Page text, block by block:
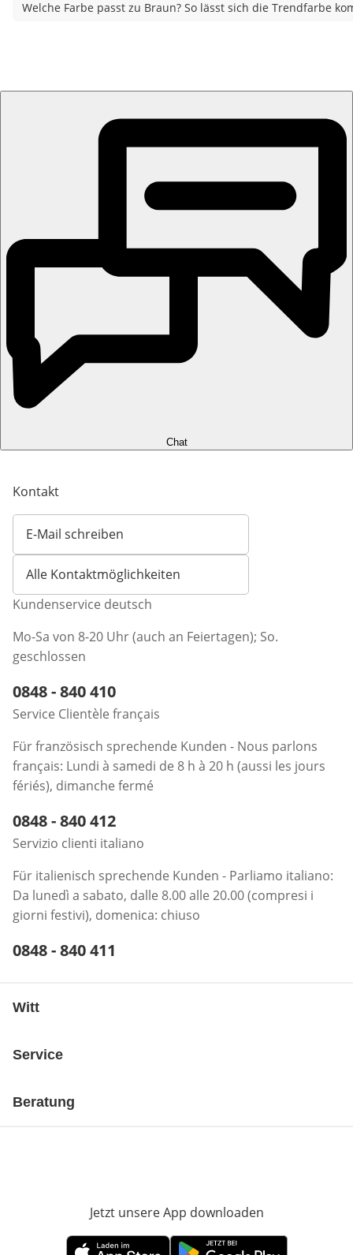
Welche Farbe passt zu Braun? So lässt sich die Trendfarbe
Chat
Kontakt
E-Mail schreiben
Öffnet E-Mail-Client
Alle Kontaktmöglichkeiten
Kundenservice deutsch
Mo-Sa von 8-20 Uhr (auch an Feiertagen); So.
geschlossen
Telefonnummer:
0848 - 840 410
Service Clientèle français
Für französisch sprechende Kunden - Nous parlons
français: Lundi à samedi de 8 h à 20 h (aussi les jours
fériés), dimanche fermé
Telefonnummer:
0848 - 840 412
Servizio clienti italiano
Für italienisch sprechende Kunden - Parliamo italiano:
Da lunedì a sabato, dalle 8.00 alle 20.00 (compresi i
giorni festivi), domenica: chiuso
Telefonnummer:
0848 - 840 411
Witt
Service
Beratung
Jetzt unsere App downloaden